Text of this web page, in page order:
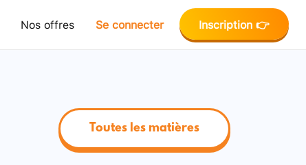
Nos offres Se connecter Inscription 👉
Toutes les matières